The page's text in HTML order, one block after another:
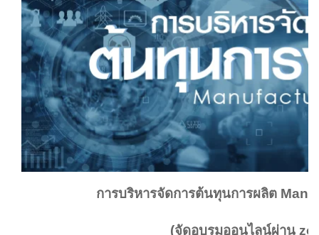
การบริหารจัดการต้นทุนการผลิต
(จัดอบรมออนไลน์ผ่าน